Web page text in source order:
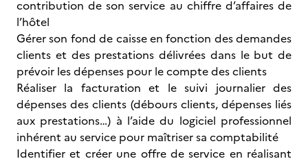
contribution de son service au chiffre d’affaires de
l’hôtel
Gérer son fond de caisse en fonction des demandes
clients et des prestations délivrées dans le but de
prévoir les dépenses pour le compte des clients
Réaliser la facturation et le suivi journalier des
dépenses des clients (débours clients, dépenses liés
aux prestations…) à l’aide du logiciel professionnel
inhérent au service pour maîtriser sa comptabilité
Identifier et créer une offre de service en réalisant